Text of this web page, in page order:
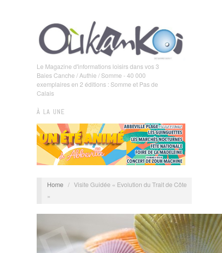
Le Magazine d'informations loisirs dans vos 3
Baies Canche / Authie / Somme - 40 000
exemplaires en 2 éditions : Somme et Pas de
Calais
À LA UNE
Home / Visite Guidée « Evolution du Trait de Côte
»